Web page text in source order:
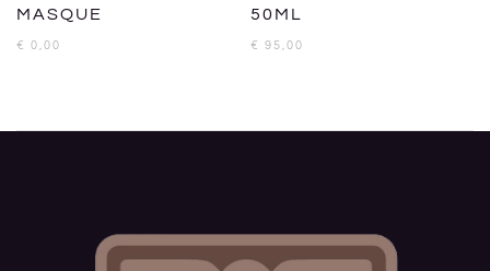
MASQUE
€ 0,00
50ML
€ 95,00